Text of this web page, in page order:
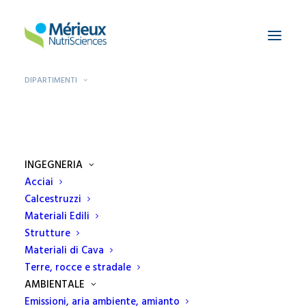
DIPARTIMENTI
INGEGNERIA
Acciai
Calcestruzzi
Materiali Edili
Strutture
Materiali di Cava
Terre, rocce e stradale
AMBIENTALE
Emissioni, aria ambiente, amianto
Alimenti
EcamRicert ha fatto della sicurezza
alimentare la sua priorità